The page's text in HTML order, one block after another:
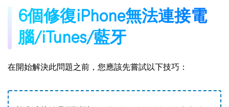
6個修復iPhone無法連接電
腦/iTunes/藍牙
在開始解決此問題之前，您應該先嘗試以下技巧：